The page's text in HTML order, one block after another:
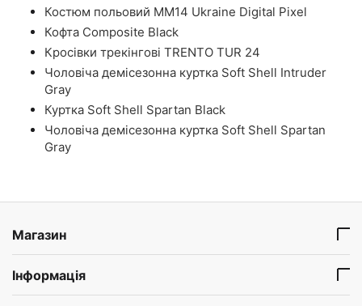
Костюм польовий ММ14 Ukraine Digital Pixel
Кофта Composite Black
Кросівки трекінгові TRENTO TUR 24
Чоловіча демісезонна куртка Soft Shell Intruder
Gray
Куртка Soft Shell Spartan Black
Чоловіча демісезонна куртка Soft Shell Spartan
Gray
Магазин
Інформація